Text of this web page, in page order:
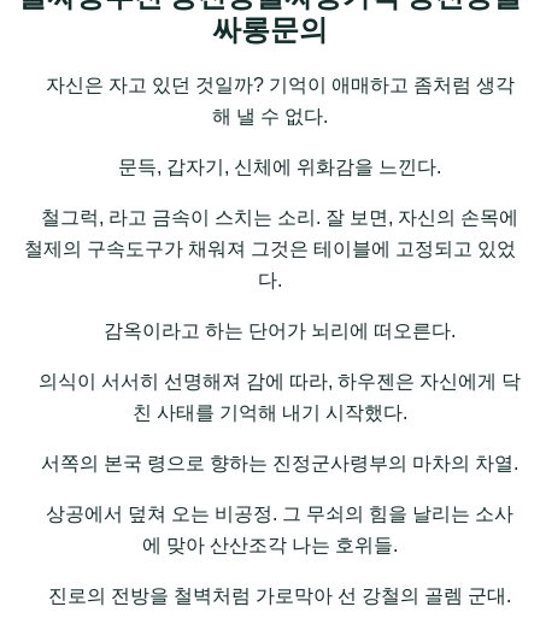
싸롱문의
자신은 자고 있던 것일까? 기억이 애매하고 좀처럼 생각
해 낼 수 없다.
문득, 갑자기, 신체에 위화감을 느낀다.
철그럭, 라고 금속이 스치는 소리. 잘 보면, 자신의 손목에
철제의 구속도구가 채워져 그것은 테이블에 고정되고 있었
다.
감옥이라고 하는 단어가 뇌리에 떠오른다.
의식이 서서히 선명해져 감에 따라, 하우젠은 자신에게 닥
친 사태를 기억해 내기 시작했다.
서쪽의 본국 령으로 향하는 진정군사령부의 마차의 차열.
상공에서 덮쳐 오는 비공정. 그 무쇠의 힘을 날리는 소사
에 맞아 산산조각 나는 호위들.
진로의 전방을 철벽처럼 가로막아 선 강철의 골렘 군대.